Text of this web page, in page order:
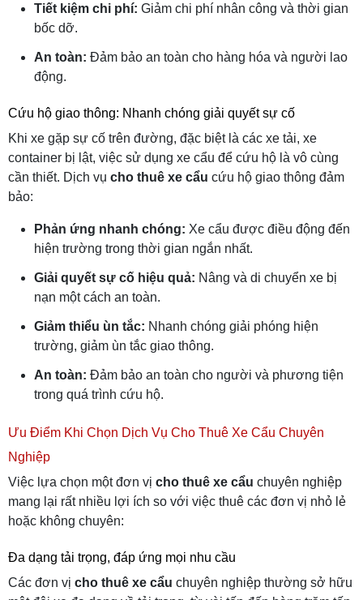
Tiết kiệm chi phí: Giảm chi phí nhân công và thời gian
bốc dỡ.
An toàn: Đảm bảo an toàn cho hàng hóa và người lao
động.
Cứu hộ giao thông: Nhanh chóng giải quyết sự cố
Khi xe gặp sự cố trên đường, đặc biệt là các xe tải, xe
container bị lật, việc sử dụng xe cẩu để cứu hộ là vô cùng
cần thiết. Dịch vụ cho thuê xe cẩu cứu hộ giao thông đảm
bảo:
Phản ứng nhanh chóng: Xe cẩu được điều động đến
hiện trường trong thời gian ngắn nhất.
Giải quyết sự cố hiệu quả: Nâng và di chuyển xe bị
nạn một cách an toàn.
Giảm thiểu ùn tắc: Nhanh chóng giải phóng hiện
trường, giảm ùn tắc giao thông.
An toàn: Đảm bảo an toàn cho người và phương tiện
trong quá trình cứu hộ.
Ưu Điểm Khi Chọn Dịch Vụ Cho Thuê Xe Cẩu Chuyên
Nghiệp
Việc lựa chọn một đơn vị cho thuê xe cẩu chuyên nghiệp
mang lại rất nhiều lợi ích so với việc thuê các đơn vị nhỏ lẻ
hoặc không chuyên:
Đa dạng tải trọng, đáp ứng mọi nhu cầu
Các đơn vị cho thuê xe cẩu chuyên nghiệp thường sở hữu